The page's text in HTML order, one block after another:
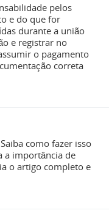
pelos
e do que for
durante a união
e registrar no
o pagamento
correta
como fazer isso
a importância de
o artigo completo e